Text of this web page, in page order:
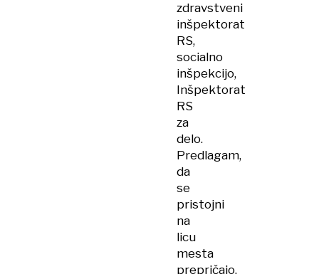
zdravstveni
inšpektorat
RS,
socialno
inšpekcijo,
Inšpektorat
RS
za
delo.
Predlagam,
da
se
pristojni
na
licu
mesta
prepričajo,